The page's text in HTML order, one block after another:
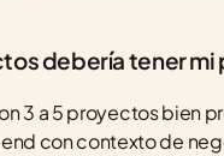
debería tener
3 a 5 proyectos bien
con contexto de